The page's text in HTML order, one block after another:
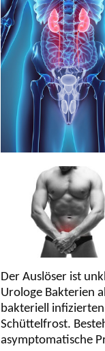
Der Auslöser ist
Urologe Bakterien
bakteriell
Schüttelfrost.
asymptomatische